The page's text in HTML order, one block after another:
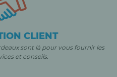
CLIENT
sont là pour vous fournir les
et conseils.